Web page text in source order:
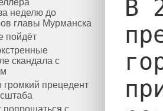
неделю до
главы Мурманска
пойдёт
скандала с
громкий прецедент
с
В